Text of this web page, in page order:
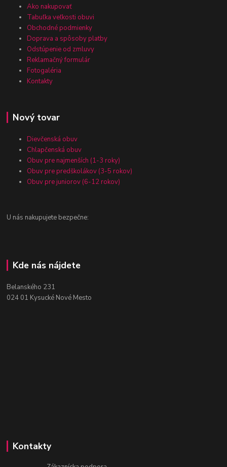
Ako nakupovať
Tabuľka veľkosti obuvi
Obchodné podmienky
Doprava a spôsoby platby
Odstúpenie od zmluvy
Reklamačný formulár
Fotogaléria
Kontakty
Nový tovar
Dievčenská obuv
Chlapčenská obuv
Obuv pre najmenších (1-3 roky)
Obuv pre predškolákov (3-5 rokov)
Obuv pre juniorov (6-12 rokov)
U nás nakupujete bezpečne:
Kde nás nájdete
Belanského 231
024 01 Kysucké Nové Mesto
Kontakty